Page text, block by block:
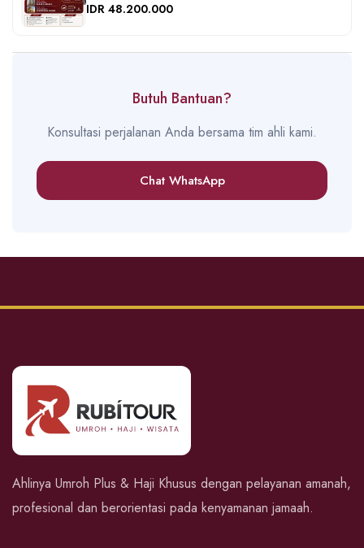
IDR 48.200.000
Butuh Bantuan?
Konsultasi perjalanan Anda bersama tim ahli kami.
Chat WhatsApp
Ahlinya Umroh Plus & Haji Khusus dengan pelayanan amanah,
profesional dan berorientasi pada kenyamanan jamaah.